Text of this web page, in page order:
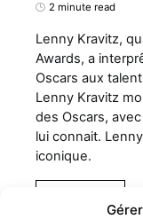
2 minute read
Lenny Kravitz,
Awards, a
Oscars aux
Lenny Kravitz
des Oscars,
lui connait.
iconique.